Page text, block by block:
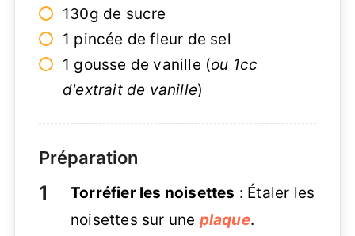
130g de sucre
1 pincée de fleur de sel
1 gousse de vanille (ou 1cc
d'extrait de vanille)
Préparation
Torréfier les noisettes : Étaler les
noisettes sur une plaque.